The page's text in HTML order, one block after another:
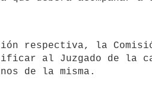
al Juzgado de la